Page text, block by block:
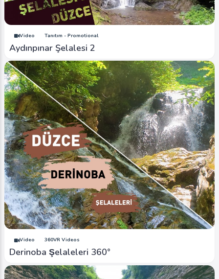
Video Tanıtım - Promotional
Aydınpınar Şelalesi 2
Video 360VR Videos
Derinoba Şelaleleri 360°